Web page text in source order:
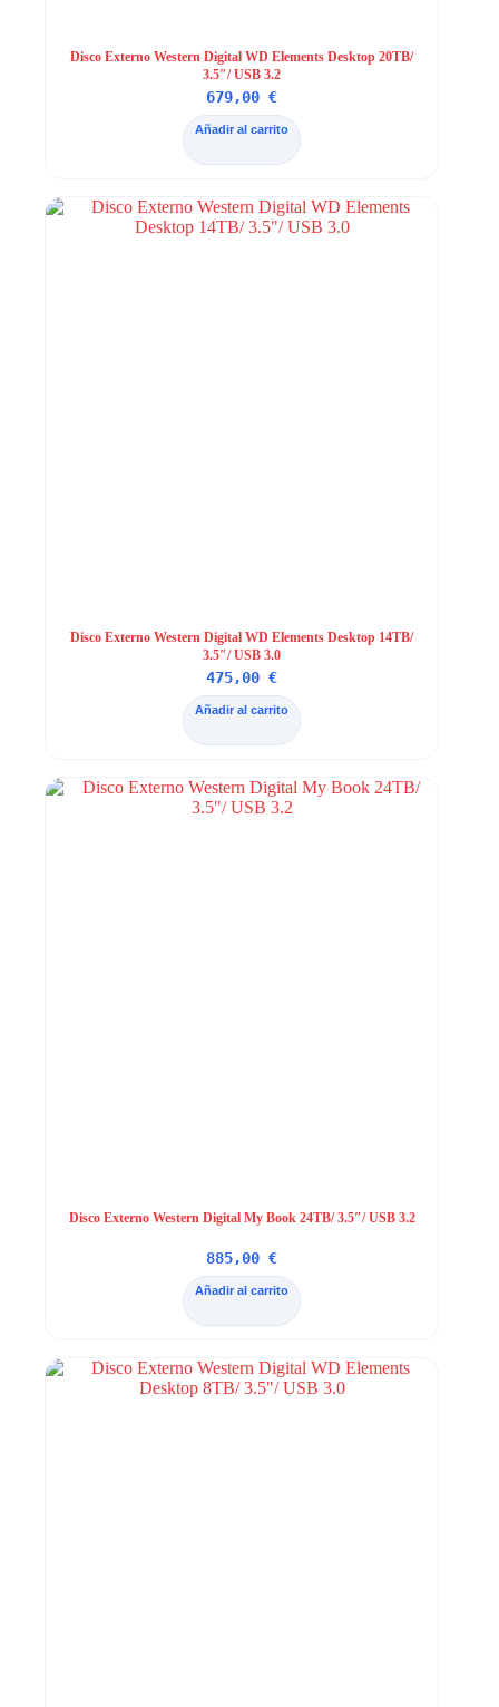
Disco Externo Western Digital WD Elements Desktop 20TB/
3.5″/ USB 3.2
679,00€
Añadir al carrito
Disco Externo Western Digital WD Elements Desktop 14TB/
3.5″/ USB 3.0
475,00€
Añadir al carrito
Disco Externo Western Digital My Book 24TB/ 3.5″/ USB 3.2
885,00€
Añadir al carrito